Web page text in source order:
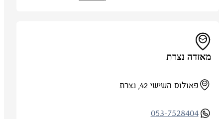
מאזדה נצרת
פאולוס השישי 42, נצרת
053-7528404